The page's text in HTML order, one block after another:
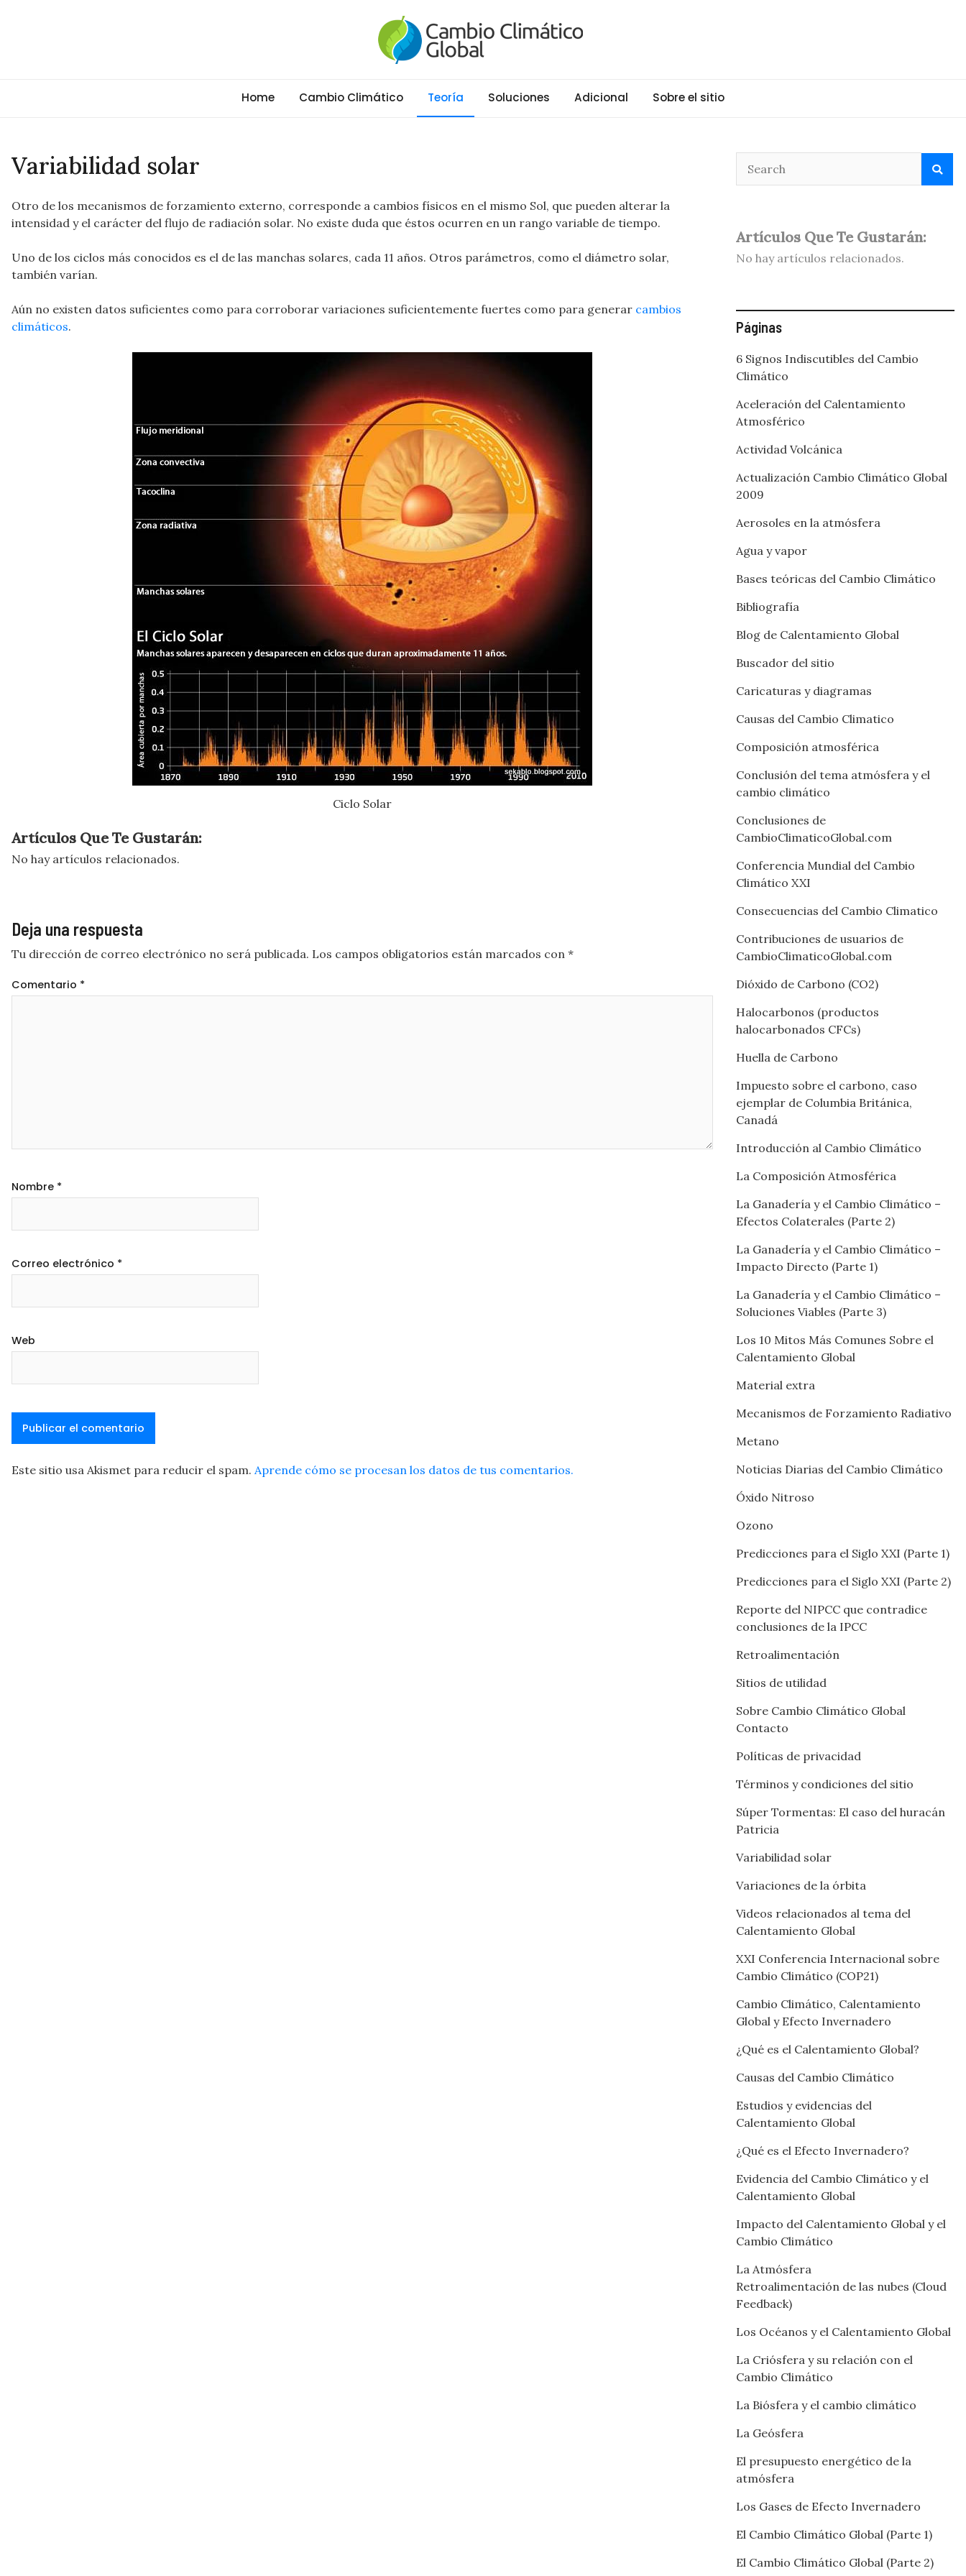
Cambio Climático Global
Home Cambio Climático Teoría Soluciones Adicional Sobre el sitio
Variabilidad solar
Otro de los mecanismos de forzamiento externo, corresponde a cambios físicos en el mismo Sol, que pueden alterar la
intensidad y el carácter del flujo de radiación solar. No existe duda que éstos ocurren en un rango variable de tiempo.
Uno de los ciclos más conocidos es el de las manchas solares, cada 11 años. Otros parámetros, como el diámetro solar,
también varían.
Aún no existen datos suficientes como para corroborar variaciones suficientemente fuertes como para generar cambios
climáticos.
Ciclo Solar
Artículos Que Te Gustarán:
No hay artículos relacionados.
Deja una respuesta
Tu dirección de correo electrónico no será publicada. Los campos obligatorios están marcados con *
Comentario *
Nombre *
Correo electrónico *
Web
Este sitio usa Akismet para reducir el spam. Aprende cómo se procesan los datos de tus comentarios.
Artículos Que Te Gustarán:
No hay artículos relacionados.
Páginas
6 Signos Indiscutibles del Cambio
Climático
Aceleración del Calentamiento
Atmosférico
Actividad Volcánica
Actualización Cambio Climático Global
2009
Aerosoles en la atmósfera
Agua y vapor
Bases teóricas del Cambio Climático
Bibliografía
Blog de Calentamiento Global
Buscador del sitio
Caricaturas y diagramas
Causas del Cambio Climatico
Composición atmosférica
Conclusión del tema atmósfera y el
cambio climático
Conclusiones de
CambioClimaticoGlobal.com
Conferencia Mundial del Cambio
Climático XXI
Consecuencias del Cambio Climatico
Contribuciones de usuarios de
CambioClimaticoGlobal.com
Dióxido de Carbono (CO2)
Halocarbonos (productos
halocarbonados CFCs)
Huella de Carbono
Impuesto sobre el carbono, caso
ejemplar de Columbia Británica,
Canadá
Introducción al Cambio Climático
La Composición Atmosférica
La Ganadería y el Cambio Climático –
Efectos Colaterales (Parte 2)
La Ganadería y el Cambio Climático –
Impacto Directo (Parte 1)
La Ganadería y el Cambio Climático –
Soluciones Viables (Parte 3)
Los 10 Mitos Más Comunes Sobre el
Calentamiento Global
Material extra
Mecanismos de Forzamiento Radiativo
Metano
Noticias Diarias del Cambio Climático
Óxido Nitroso
Ozono
Predicciones para el Siglo XXI (Parte 1)
Predicciones para el Siglo XXI (Parte 2)
Reporte del NIPCC que contradice
conclusiones de la IPCC
Retroalimentación
Sitios de utilidad
Sobre Cambio Climático Global
Contacto
Políticas de privacidad
Términos y condiciones del sitio
Súper Tormentas: El caso del huracán
Patricia
Variabilidad solar
Variaciones de la órbita
Videos relacionados al tema del
Calentamiento Global
XXI Conferencia Internacional sobre
Cambio Climático (COP21)
Cambio Climático, Calentamiento
Global y Efecto Invernadero
¿Qué es el Calentamiento Global?
Causas del Cambio Climático
Estudios y evidencias del
Calentamiento Global
¿Qué es el Efecto Invernadero?
Evidencia del Cambio Climático y el
Calentamiento Global
Impacto del Calentamiento Global y el
Cambio Climático
La Atmósfera
Retroalimentación de las nubes (Cloud
Feedback)
Los Océanos y el Calentamiento Global
La Criósfera y su relación con el
Cambio Climático
La Biósfera y el cambio climático
La Geósfera
El presupuesto energético de la
atmósfera
Los Gases de Efecto Invernadero
El Cambio Climático Global (Parte 1)
El Cambio Climático Global (Parte 2)